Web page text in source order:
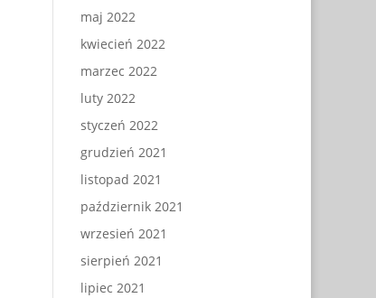
maj 2022
kwiecień 2022
marzec 2022
luty 2022
styczeń 2022
grudzień 2021
listopad 2021
październik 2021
wrzesień 2021
sierpień 2021
lipiec 2021